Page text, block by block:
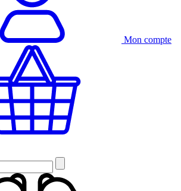
Mon compte